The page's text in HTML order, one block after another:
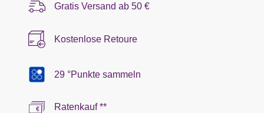
Gratis Versand ab 50 €
Kostenlose Retoure
29 °Punkte sammeln
Ratenkauf **